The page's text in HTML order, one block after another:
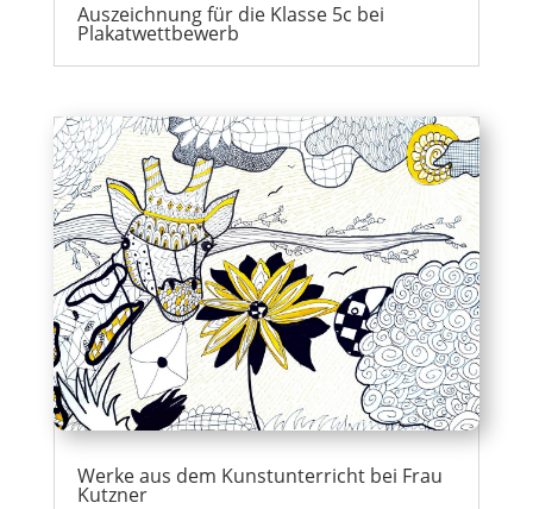
Auszeichnung für die Klasse 5c bei
Plakatwettbewerb
Werke aus dem Kunstunterricht bei Frau
Kutzner